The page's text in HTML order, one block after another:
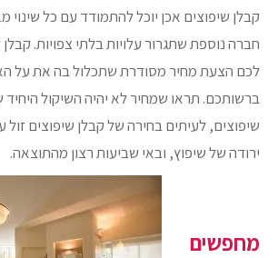
קבלן שיפוצים אכן יוכל להתמודד עם כל שינוי
חברה נוספת שתגרור עלויות בלתי צפויות. קבלן
לכם הצעת מחיר מסודרת שתכלול בה את על
ברשותכם. תראו שמחיר לא יהיה השיקול
שיפוצים, לעיתים בחירה של קבלן שיפוצים
ירודה של שיפוץ, ובאי שביעות רצון מהתוצאה.
מחפשים